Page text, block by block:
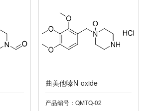
曲美他嗪N-oxide
产品编号：QMTQ-02